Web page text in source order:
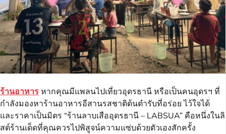
ร้านอาหารหากคุณมีแพลนไปเที่ยวอุดรธานี หรือเป็นคนอุดรฯ ที่
กำลังมองหาร้านอาหารอีสานรสชาติต้นตำรับที่อร่อย ไว้ใจได้
และราคาเป็นมิตร “ร้านลาบเสืออุดรธานี – LABSUA” คือหนึ่งในลิ
สต์ร้านเด็ดที่คุณควรไปพิสูจน์ความแซ่บด้วยตัวเองสักครั้ง